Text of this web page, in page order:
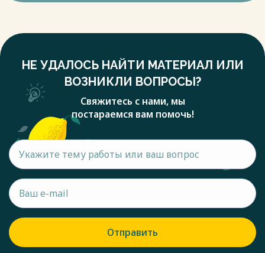
НЕ УДАЛОСЬ НАЙТИ МАТЕРИАЛ ИЛИ
ВОЗНИКЛИ ВОПРОСЫ?
Свяжитесь с нами, мы
постараемся вам помочь!
Отправить